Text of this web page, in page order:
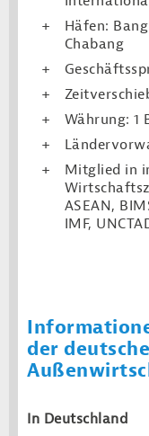
Häfen:
Chabang
Währung: 1
Mitglied in
ASEAN,
IMF,
der
In Deutschland